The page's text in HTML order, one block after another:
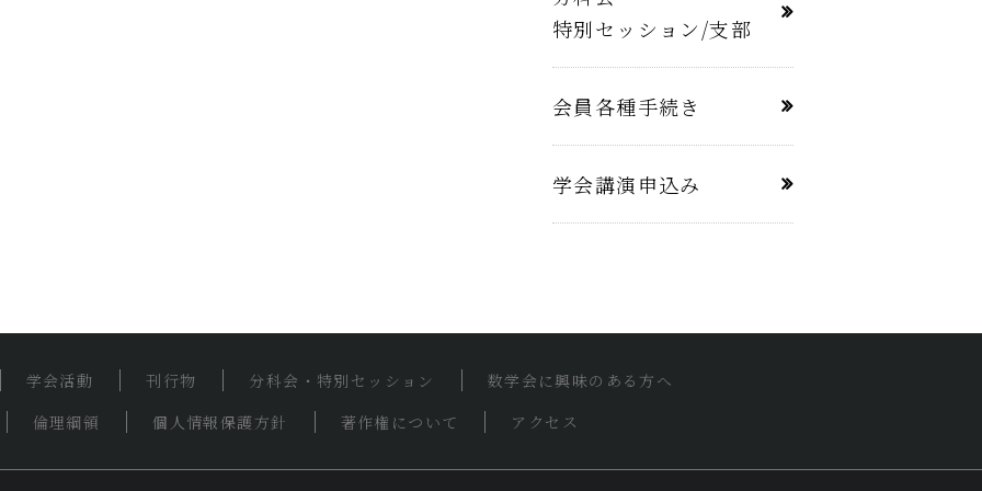
特別セッション/支部
会員各種手続き
学会講演申込み
学会活動 刊行物 分科会・特別セッション
数学会に興味のある方へ
倫理綱領 個人情報保護方針 著作権について アクセス